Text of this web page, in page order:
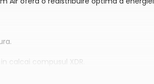
calcai compusul XDR.